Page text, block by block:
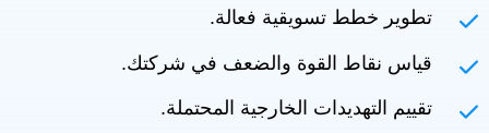
تطوير خطط تسويقية فعالة.
قياس نقاط القوة والضعف في شركتك.
تقييم التهديدات الخارجية المحتملة.